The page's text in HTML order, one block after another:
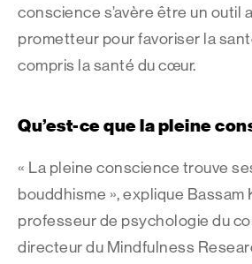
conscience s’avère être un outil
prometteur pour favoriser la
compris la santé du cœur.
Qu’est-ce que la pleine
« La pleine conscience trouve
bouddhisme », explique Bassam
professeur de psychologie du
directeur du Mindfulness